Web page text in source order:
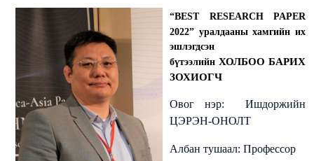
“BEST RESEARCH PAPER
2022” уралдааны хамгийн их
эшлэгдсэн
бүтээлийн ХОЛБОО БАРИХ
ЗОХИОГЧ
Овог нэр: Ишдоржийн
ЦЭРЭН-ОНОЛТ
Албан тушаал: Профессор